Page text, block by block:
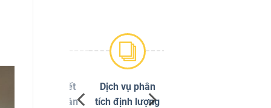
Dịch vụ phân
tích định lượng